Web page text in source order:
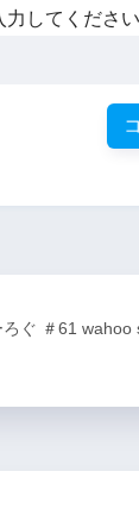
してください
ろぐ ＃61 wahoo